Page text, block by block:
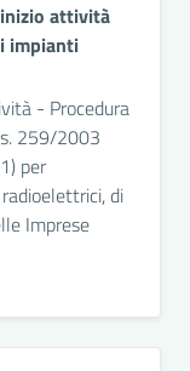
attività
impianti
- Procedura
259/2003
per
di
Imprese